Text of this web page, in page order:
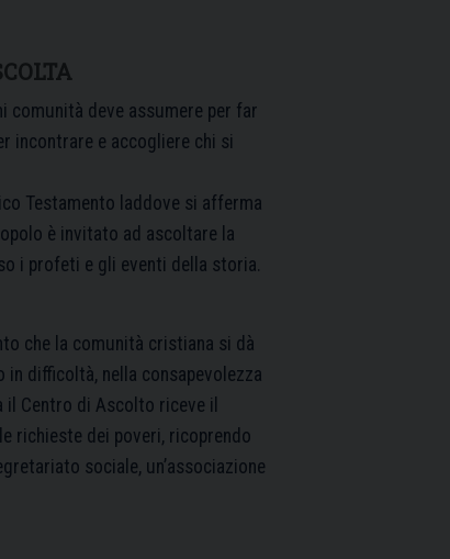
comunità deve assumere per far
incontrare e accogliere chi si
Testamento laddove si afferma
è invitato ad ascoltare la
i profeti e gli eventi della storia.
che la comunità cristiana si dà
difficoltà, nella consapevolezza
Centro di Ascolto riceve il
richieste dei poveri, ricoprendo
sociale, un’associazione